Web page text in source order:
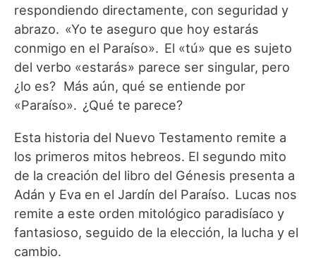
respondiendo directamente, con seguridad y
abrazo. «Yo te aseguro que hoy estarás
conmigo en el Paraíso». El «tú» que es sujeto
del verbo «estarás» parece ser singular, pero
¿lo es? Más aún, qué se entiende por
«Paraíso». ¿Qué te parece?
Esta historia del Nuevo Testamento remite a
los primeros mitos hebreos. El segundo mito
de la creación del libro del Génesis presenta a
Adán y Eva en el Jardín del Paraíso. Lucas nos
remite a este orden mitológico paradisíaco y
fantasioso, seguido de la elección, la lucha y el
cambio.